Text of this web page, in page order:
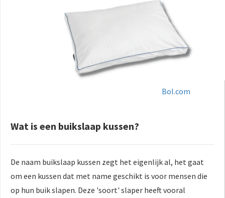
Bol.com
Wat is een buikslaap kussen?
De naam buikslaap kussen zegt het eigenlijk al, het gaat
om een kussen dat met name geschikt is voor mensen die
op hun buik slapen. Deze 'soort' slaper heeft vooral